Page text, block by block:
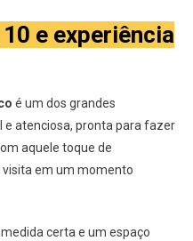
e experiência
é um dos grandes
e atenciosa, pronta para fazer
aquele toque de
em um momento
certa e um espaço